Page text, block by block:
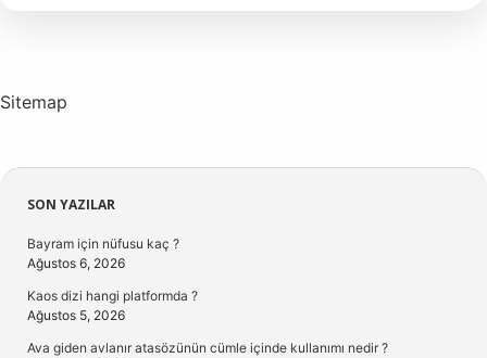
Sitemap
Sidebar
SON YAZILAR
Bayram için nüfusu kaç ?
Ağustos 6, 2026
Kaos dizi hangi platformda ?
Ağustos 5, 2026
Ava giden avlanır atasözünün cümle içinde kullanımı nedir ?